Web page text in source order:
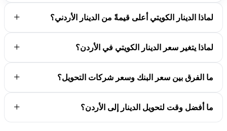
لماذا الدينار الكويتي أعلى قيمةً من الدينار الأردني؟
لماذا يتغير سعر الدينار الكويتي في الأردن؟
ما الفرق بين سعر البنك وسعر شركات التحويل؟
ما أفضل وقت لتحويل الدينار إلى الأردن؟